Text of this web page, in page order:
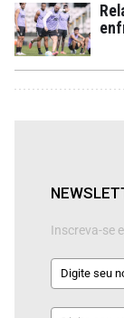
Inscreva-se